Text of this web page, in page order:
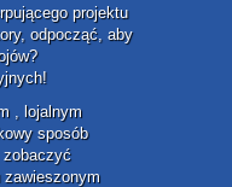
projektu
odpocząć, aby
, lojalnym
sposób
zawieszonym